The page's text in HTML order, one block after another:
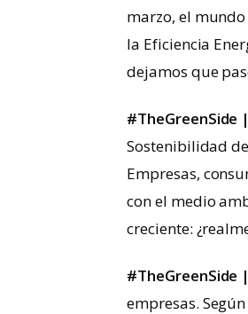
marzo, el
la Eficiencia
dejamos que
#TheGreenSide
Sostenibilidad de
Empresas,
con el medio
creciente:
#TheGreenSide
empresas.